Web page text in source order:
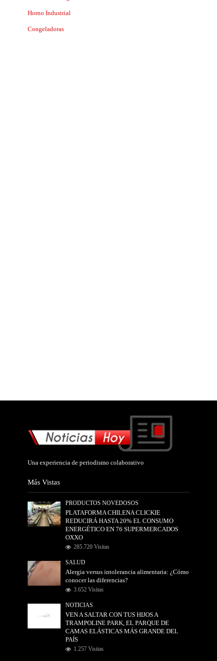
Horno Industrial
Congeladoras
Una experiencia de periodismo colaborativo
Más Vistas
PRODUCTOS NOVEDOSOS
PLATAFORMA CHILENA CLICKIE
REDUCIRÁ HASTA 20% EL CONSUMO
ENERGÉTICO EN 76 SUPERMERCADOS
OXXO
285.720 Visitas
SALUD
Alergia versus intolerancia alimentaria: ¿Cómo
conocer las diferencias?
3.652 Visitas
NOTICIAS
VEN A SALTAR CON TUS HIJOS A
TRAMPOLINE PARK, EL PARQUE DE
CAMAS ELÁSTICAS MÁS GRANDE DEL
PAÍS
1.257 Visitas